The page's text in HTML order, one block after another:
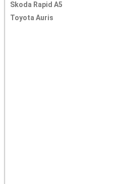
Skoda Rapid A5
Toyota Auris